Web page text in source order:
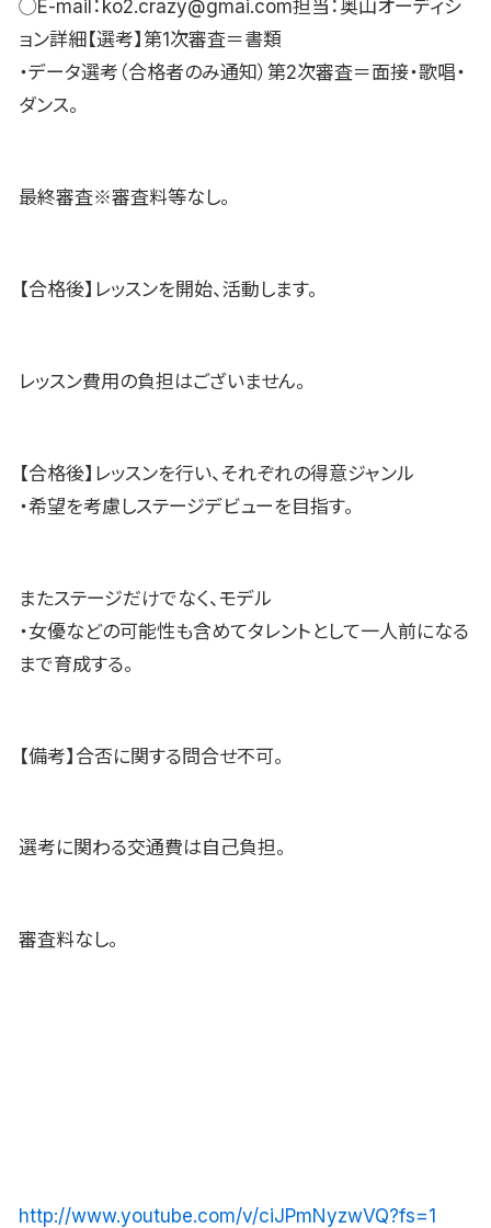
◯E-mail：ko2.crazy@gmai.com担当：奥山オーディシ
ョン詳細【選考】第1次審査＝書類
・データ選考（合格者のみ通知）第2次審査＝面接・歌唱・
ダンス。
最終審査※審査料等なし。
【合格後】レッスンを開始、活動します。
レッスン費用の負担はございません。
【合格後】レッスンを行い、それぞれの得意ジャンル
・希望を考慮しステージデビューを目指す。
またステージだけでなく、モデル
・女優などの可能性も含めてタレントとして一人前になる
まで育成する。
【備考】合否に関する問合せ不可。
選考に関わる交通費は自己負担。
審査料なし。
http://www.youtube.com/v/ciJPmNyzwVQ?fs=1